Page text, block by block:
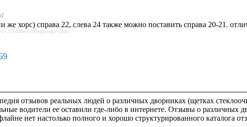
же хорс) справа 22, слева 24 также можно поставить справа 20-21.
отзывов реальных людей о различных дворниках (щетках
водители ее оставили где-либо в интернете. Отзывы о различных
нет настолько полного и хорошо структурированного каталога